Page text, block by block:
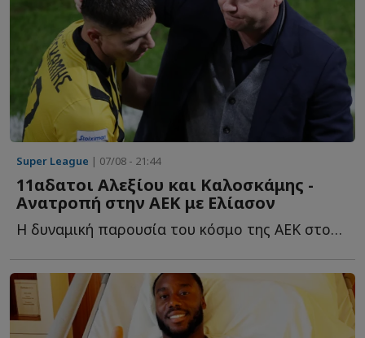
Super League | 07/08 - 21:44
11αδατοι Αλεξίου και Καλοσκάμης -
Ανατροπή στην ΑΕΚ με Ελίασον
Η δυναμική παρουσία του κόσμο της ΑΕΚ στον τελικό του Su...